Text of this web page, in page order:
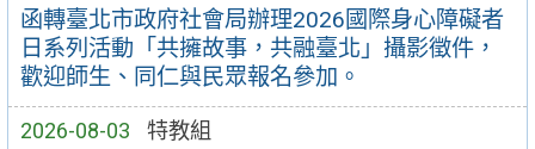
函轉臺北市政府社會局辦理2026國際身心障礙者
日系列活動「共擁故事，共融臺北」攝影徵件，
歡迎師生、同仁與民眾報名參加。
2026-08-03 特教組